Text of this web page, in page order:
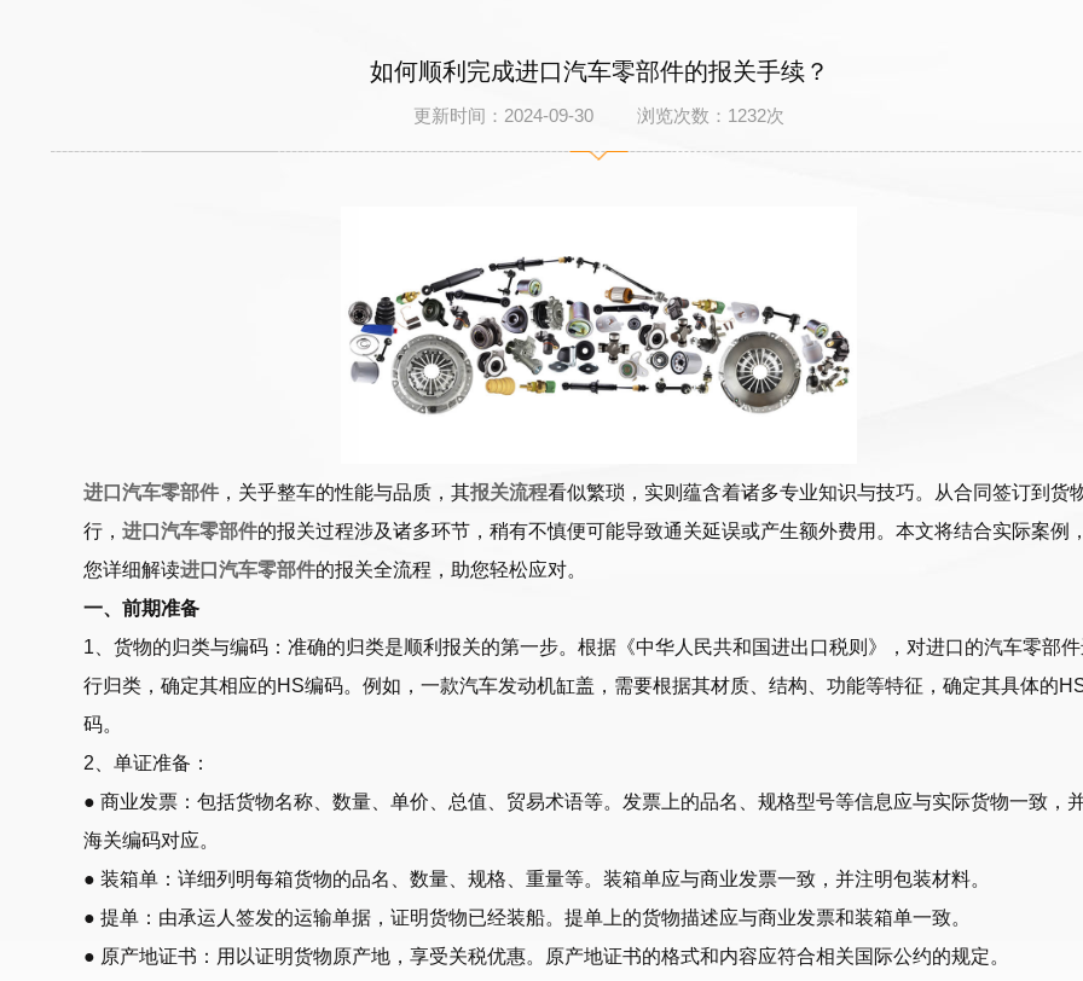
如何顺利完成进口汽车零部件的报关手续？
更新时间：2024-09-30 浏览次数： 1232次
进口汽车零部件 ，关乎整车的性能与品质，其报关流程看似繁琐，实则蕴含着诸多专业知识与技巧。从合同签订到货
行， 进口汽车零部件的报关过程涉及诸多环节，稍有不慎便可能导致通关延误或产生额外费用。本文将结合实际案例
您详细解读进口汽车零部件的报关全流程，助您轻松应对。
一、前期准备
1、货物的归类与编码：准确的归类是顺利报关的第一步。根据《中华人民共和国进出口税则》，对进口的汽车零部
行归类，确定其相应的HS编码。例如，一款汽车发动机缸盖，需要根据其材质、结构、功能等特征，确定其具体的
码。
2、单证准备：
● 商业发票：包括货物名称、数量、单价、总值、贸易术语等。发票上的品名、规格型号等信息应与实际货物一致，
海关编码对应。
● 装箱单：详细列明每箱货物的品名、数量、规格、重量等。装箱单应与商业发票一致，并注明包装材料。
● 提单：由承运人签发的运输单据，证明货物已经装船。提单上的货物描述应与商业发票和装箱单一致。
● 原产地证书：用以证明货物原产地，享受关税优惠。原产地证书的格式和内容应符合相关国际公约的规定。